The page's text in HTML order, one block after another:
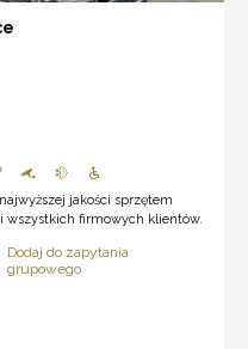
jakości sprzętem
wszystkich firmowych klientów.